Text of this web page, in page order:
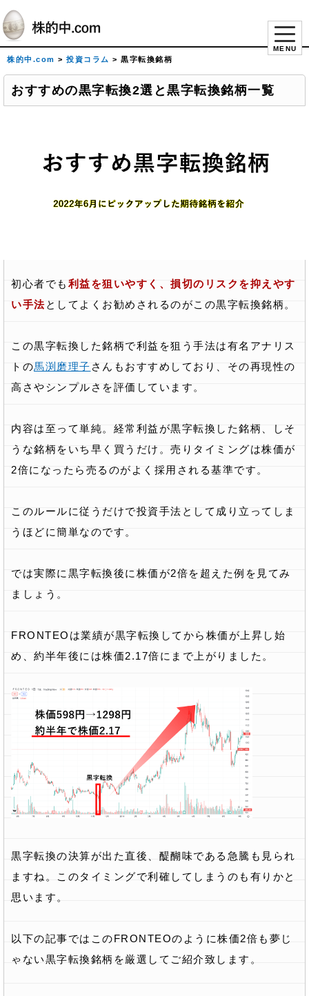
MENU
株的中.com > 投資コラム > 黒字転換銘柄
おすすめの黒字転換2選と黒字転換銘柄一覧
初心者でも 利益を狙いやすく、損切のリスクを抑えやす
い手法としてよくお勧めされるのがこの黒字転換銘柄。
この黒字転換した銘柄で利益を狙う手法は有名アナリス
トの馬渕磨理子 さんもおすすめしており、その再現性の
高さやシンプルさを評価しています。
内容は至って単純。経常利益が黒字転換した銘柄、しそ
うな銘柄をいち早く買うだけ。売りタイミングは株価が
2倍になったら売るのがよく採用される基準です。
このルールに従うだけで投資手法として成り立ってしま
うほどに簡単なのです。
では実際に黒字転換後に株価が2倍を超えた例を見てみ
ましょう。
FRONTEOは業績が黒字転換してから株価が上昇し始
め、約半年後には株価2.17倍にまで上がりました。
黒字転換の決算が出た直後、醍醐味である急騰も見られ
ますね。このタイミングで利確してしまうのも有りかと
思います。
以下の記事ではこのFRONTEOのように株価2倍も夢じ
ゃない黒字転換銘柄を厳選してご紹介致します。